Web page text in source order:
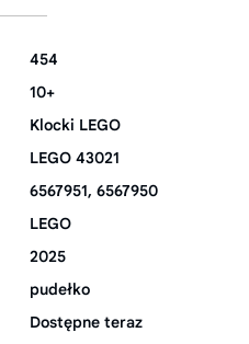
454
10+
Klocki LEGO
LEGO 43021
6567951, 6567950
LEGO
2025
pudełko
Dostępne teraz